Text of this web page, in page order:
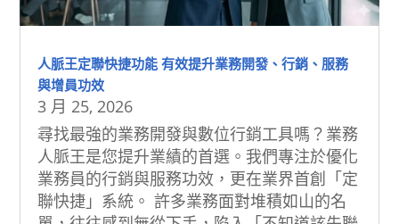
人脈王定聯快捷功能 有效提升業務開發、行銷、服務
與增員功效
3 月 25, 2026
尋找最強的業務開發與數位行銷工具嗎？業務
人脈王是您提升業績的首選。我們專注於優化
業務員的行銷與服務功效，更在業界首創「定
聯快捷」系統。 許多業務面對堆積如山的名